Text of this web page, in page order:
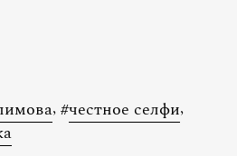
, #честное селфи,